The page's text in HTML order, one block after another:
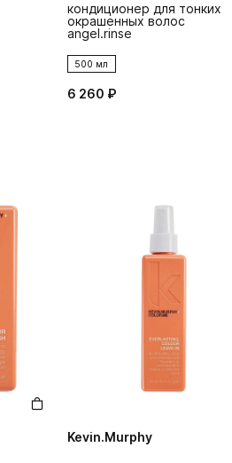
кондиционер для тонких
окрашенных волос
angel.rinse
500 мл
6 260 ₽
Kevin.Murphy